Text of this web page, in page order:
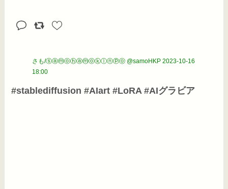
さも/ⓢⓐⓜⓞⓗⓐⓜⓞⓚⓛⓝⓟⓞ @samoHKP 2023-10-16
18:00
#stablediffusion #AIart #LoRA #AIグラビア